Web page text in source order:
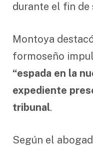
durante el fin de
Montoya
formoseño
“espada en la
expediente
tribunal.
Según el